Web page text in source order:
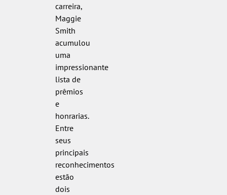
carreira,
Maggie
Smith
acumulou
uma
impressionante
lista de
prêmios
e
honrarias.
Entre
seus
principais
reconhecimentos
estão
dois